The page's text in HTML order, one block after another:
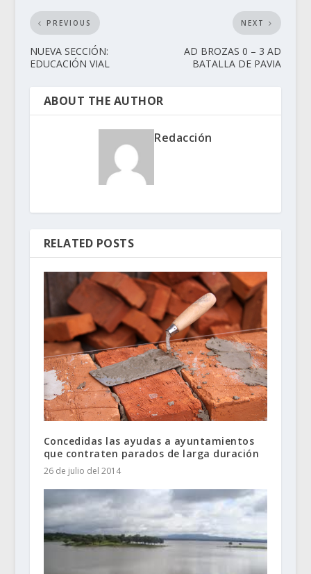
PREVIOUS
NUEVA SECCIÓN:
EDUCACIÓN VIAL
NEXT
AD BROZAS 0 – 3 AD
BATALLA DE PAVIA
ABOUT THE AUTHOR
Redacción
RELATED POSTS
Concedidas las ayudas a ayuntamientos
que contraten parados de larga duración
26 de julio del 2014